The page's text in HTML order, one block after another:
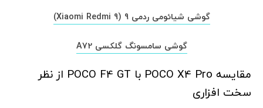
گوشی شیائومی ردمی 9 (Xiaomi Redmi 9)
گوشی سامسونگ گلکسی A72
مقایسه POCO X4 Pro با POCO F4 GT از نظر
سخت افزاری